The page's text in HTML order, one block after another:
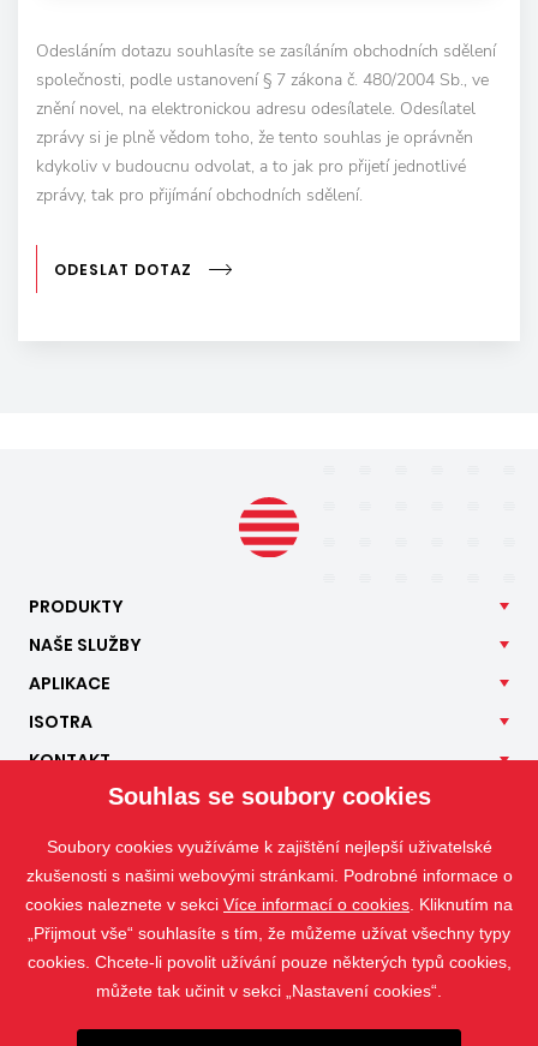
Odesláním dotazu souhlasíte se zasíláním obchodních sdělení
společnosti, podle ustanovení § 7 zákona č. 480/2004 Sb., ve
znění novel, na elektronickou adresu odesílatele. Odesílatel
zprávy si je plně vědom toho, že tento souhlas je oprávněn
kdykoliv v budoucnu odvolat, a to jak pro přijetí jednotlivé
zprávy, tak pro přijímání obchodních sdělení.
ODESLAT DOTAZ
PRODUKTY
NAŠE SLUŽBY
APLIKACE
ISOTRA
KONTAKT
Souhlas se soubory cookies
Soubory cookies využíváme k zajištění nejlepší uživatelské
zkušenosti s našimi webovými stránkami. Podrobné informace o
cookies naleznete v sekci Více informací o cookies . Kliknutím na
„Přijmout vše“ souhlasíte s tím, že můžeme užívat všechny typy
cookies. Chcete-li povolit užívání pouze některých typů cookies,
můžete tak učinit v sekci „Nastavení cookies“.